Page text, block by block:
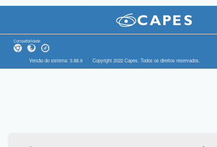
Compatibilidade
Versão do sistema: 3.88.9 Copyright 2022 Capes. Todos os direitos reservados.